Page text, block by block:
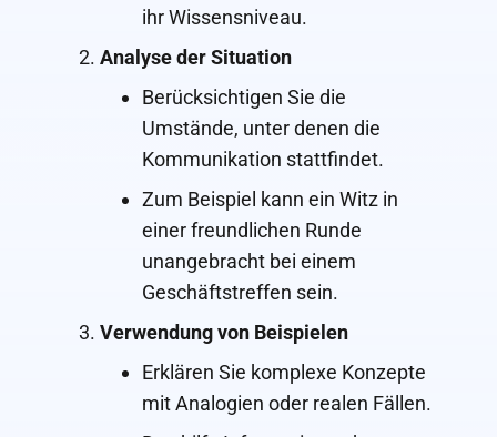
ihr Wissensniveau.
Analyse der Situation
Berücksichtigen Sie die
Umstände, unter denen die
Kommunikation stattfindet.
Zum Beispiel kann ein Witz in
einer freundlichen Runde
unangebracht bei einem
Geschäftstreffen sein.
Verwendung von Beispielen
Erklären Sie komplexe Konzepte
mit Analogien oder realen Fällen.